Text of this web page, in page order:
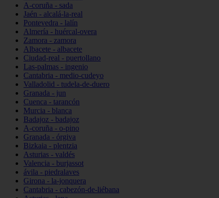
A-coruña - sada
Jaén - alcalá-la-real
Pontevedra - lalín
Almería - huércal-overa
Zamora - zamora
Albacete - albacete
Ciudad-real - puertollano
Las-palmas - ingenio
Cantabria - medio-cudeyo
Valladolid - tudela-de-duero
Granada - jun
Cuenca - tarancón
Murcia - blanca
Badajoz - badajoz
A-coruña - o-pino
Granada - órgiva
Bizkaia - plentzia
Asturias - valdés
Valencia - burjassot
ávila - piedralaves
Girona - la-jonquera
Cantabria - cabezón-de-liébana